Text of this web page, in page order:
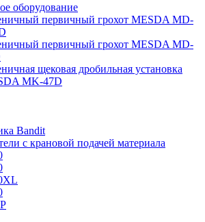
оборудование
первичный грохот MESDA MD-
первичный грохот MESDA MD-
щековая дробильная установка
MK-47D
Bandit
с крановой подачей материала